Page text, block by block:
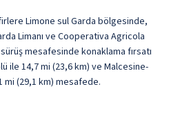
Limone sul Garda bölgesinde,
Limanı ve Cooperativa Agricola
mesafesinde konaklama fırsatı
ile 14,7 mi (23,6 km) ve Malcesine-
(29,1 km) mesafede.